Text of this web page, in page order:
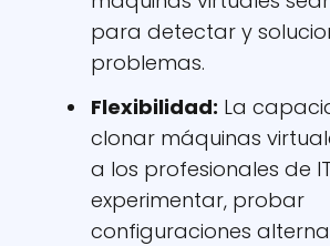
para detectar y
problemas.
Flexibilidad: La
clonar máquinas
a los profesionales de IT
experimentar, probar
configuraciones